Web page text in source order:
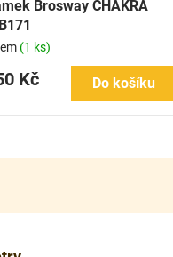
Brosway CHAKRA
(1 ks)
Kč Do košíku